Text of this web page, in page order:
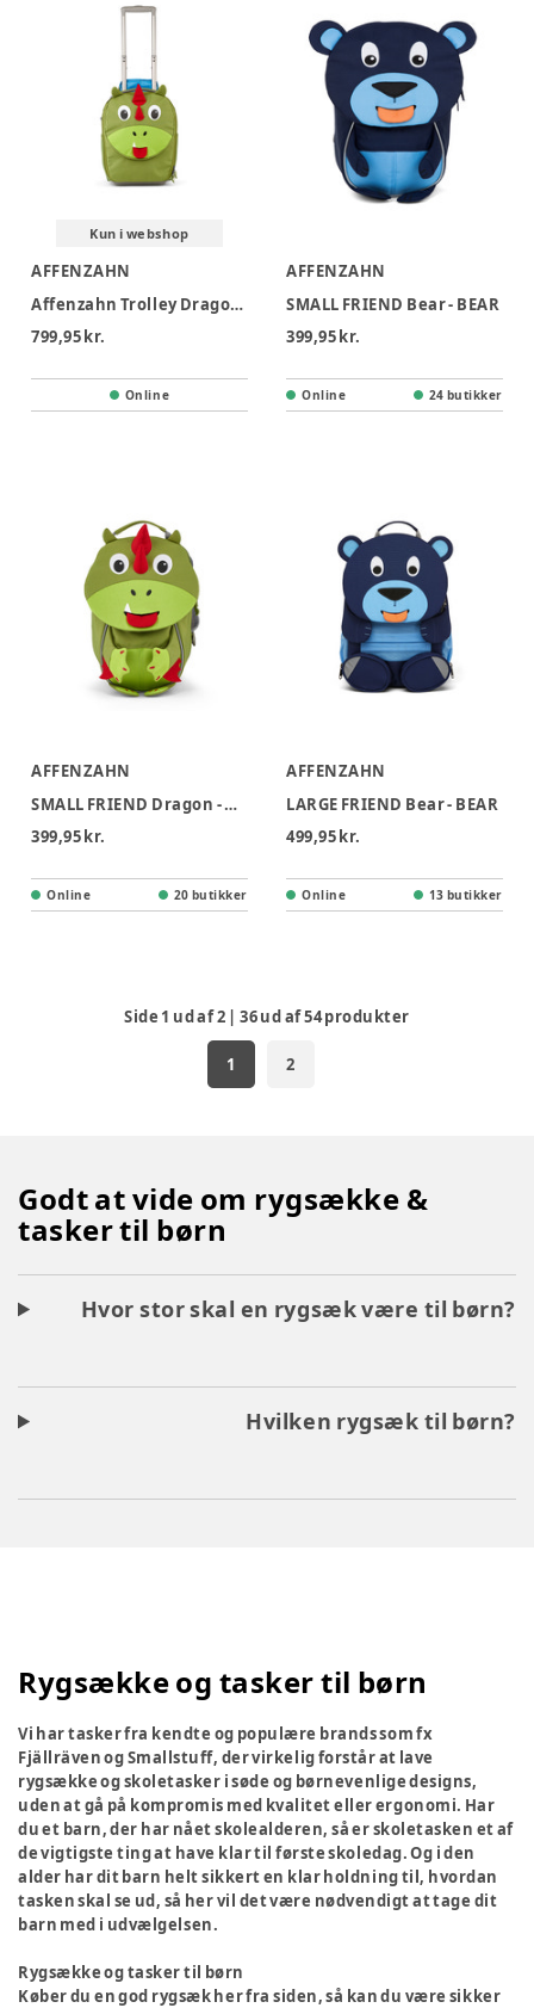
Kun i webshop
AFFENZAHN
Affenzahn Trolley Dragon - Dragon
799,95 kr.
Online
AFFENZAHN
SMALL FRIEND Bear - BEAR
399,95 kr.
Online 24 butikker
AFFENZAHN
SMALL FRIEND Dragon - DRAGON
399,95 kr.
Online 20 butikker
AFFENZAHN
LARGE FRIEND Bear - BEAR
499,95 kr.
Online 13 butikker
Side 1 ud af2 |36ud af54produkter
1 2
Godt at vide om rygsække &
tasker til børn
Hvor stor skal en rygsæk være til børn?
Hvilken rygsæk til børn?
Rygsække og tasker til børn
Vi har tasker fra kendte og populære brands som fx
Fjällräven og Smallstuff, der virkelig forstår at lave
rygsække og skoletasker i søde og børnevenlige designs,
uden at gå på kompromis med kvalitet eller ergonomi. Har
du et barn, der har nået skolealderen, så er skoletasken et af
de vigtigste ting at have klar til første skoledag. Og i den
alder har dit barn helt sikkert en klar holdning til, hvordan
tasken skal se ud, så her vil det være nødvendigt at tage dit
barn med i udvælgelsen.
Rygsække og tasker til børn
Køber du en god rygsæk her fra siden, så kan du være sikker